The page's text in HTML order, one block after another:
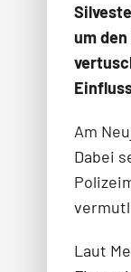
um
Am
Dabei
Laut